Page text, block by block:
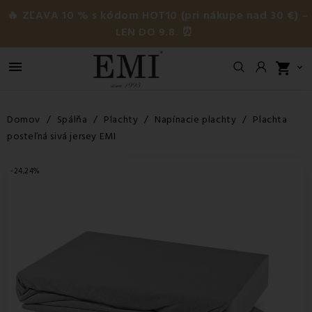
🔥 ZĽAVA 10 % s kódom HOT10 (pri nákupe nad 30 €) –
LEN DO 9.8. ⏰
 shopping_cart 
Domov Spálňa Plachty Napínacie plachty
Plachta
posteľná sivá jersey EMI
-24,24%